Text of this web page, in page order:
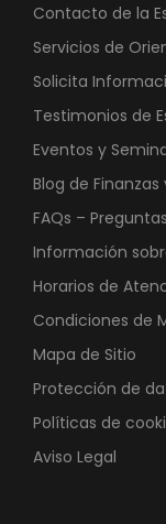
Contacto de la
Servicios de
Solicita
Testimonios de
Eventos y
Blog de Finanzas
FAQs –
Información
Horarios de
Condiciones de
Mapa de Sitio
Protección de
Políticas de
Aviso Legal